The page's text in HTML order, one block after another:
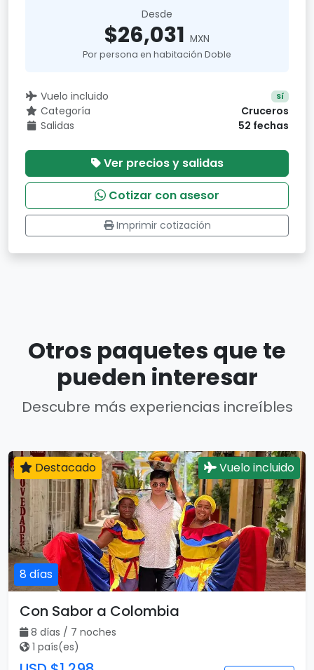
Desde
$26,031 MXN
Por persona en habitación Doble
Vuelo incluido Sí
Categoría
Cruceros
Salidas
52 fechas
Ver precios y salidas
Cotizar con asesor
Imprimir cotización
Otros paquetes que te
pueden interesar
Descubre más experiencias increíbles
8 días
Destacado Vuelo incluido
Con Sabor a Colombia
8 días / 7 noches
1 país(es)